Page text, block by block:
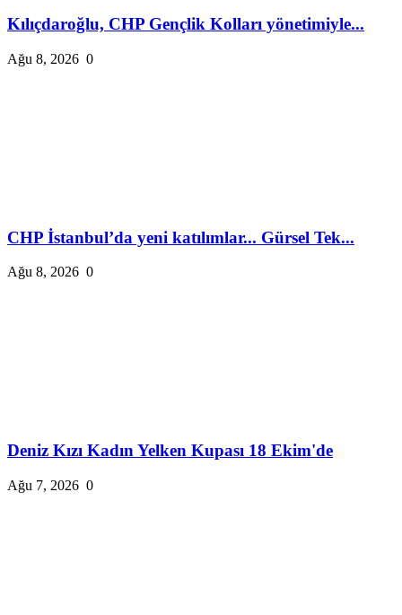
Kılıçdaroğlu, CHP Gençlik Kolları yönetimiyle...
Ağu 8, 2026 0
CHP İstanbul’da yeni katılımlar... Gürsel Tek...
Ağu 8, 2026 0
Deniz Kızı Kadın Yelken Kupası 18 Ekim'de
Ağu 7, 2026 0